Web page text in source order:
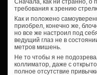
Сначала, как ни странно, о
требования к зрению
Как и положено
приобрел, конечно же,
но все же настроил под
ведущий глаз не в
метров мишень.
Не то чтобы я не
коллиматор, даже с
полное отсутствие